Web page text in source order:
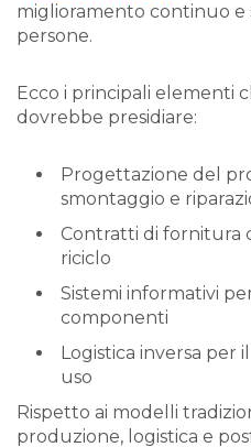
miglioramento continuo
persone.
Ecco i principali elementi
dovrebbe presidiare:
Progettazione del
smontaggio e
Contratti di fornitura
riciclo
Sistemi informativi
componenti
Logistica inversa per
uso
Rispetto ai modelli
produzione, logistica e